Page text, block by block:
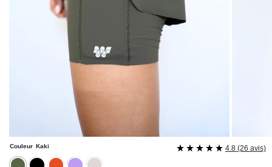
4.8 (26 avis)
Couleur Kaki
kaki noir rouillelavandemastic